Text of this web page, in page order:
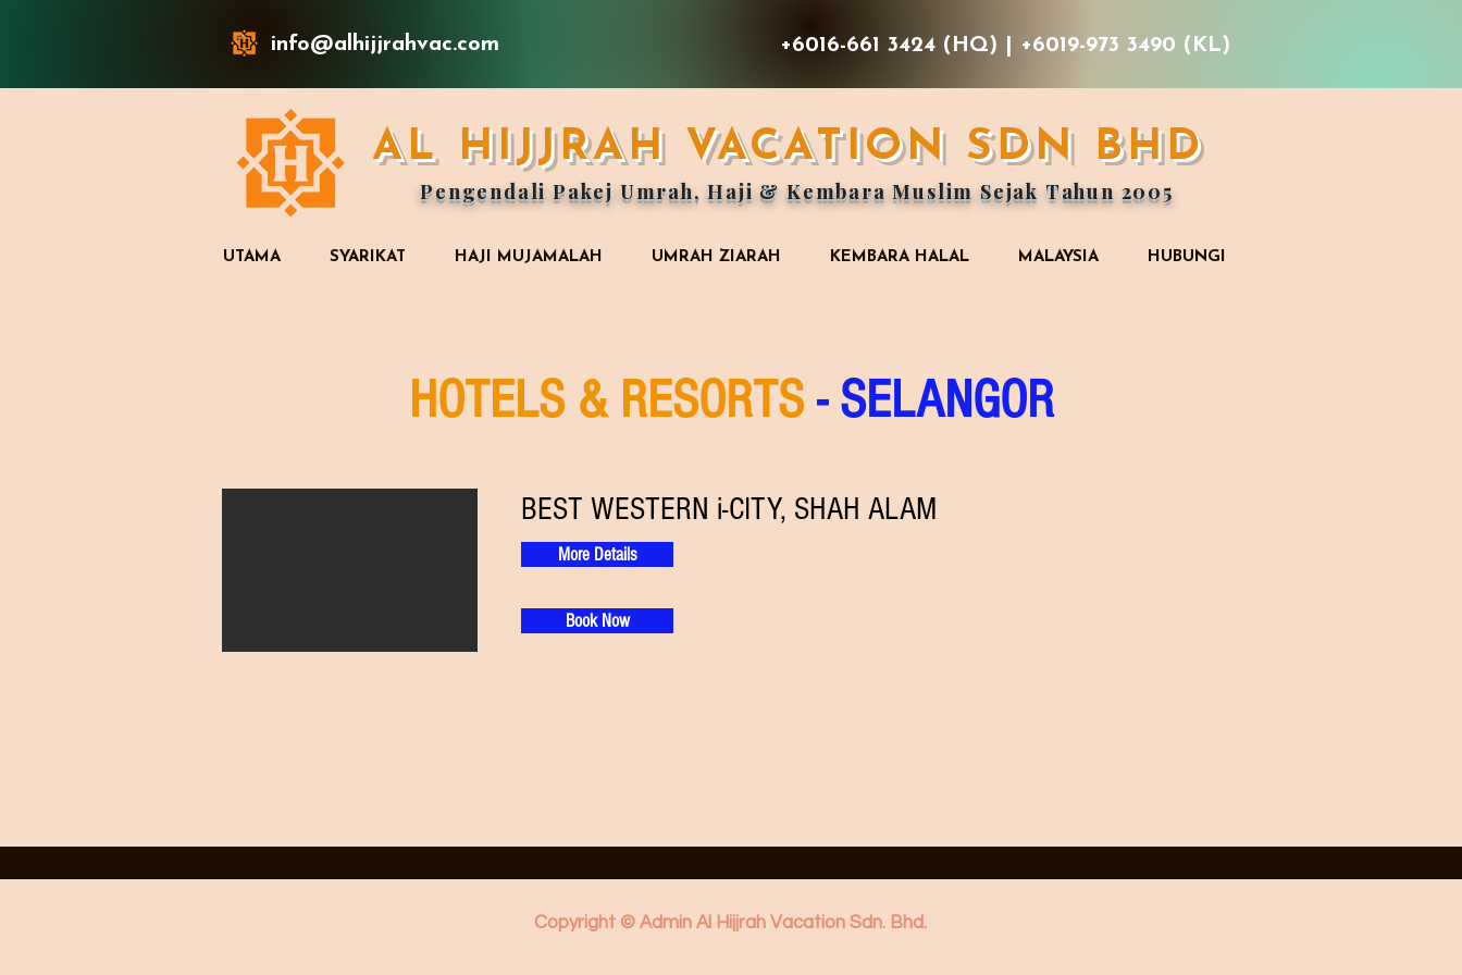
info@alhijjrahvac.com +6016-661 3424 (HQ) | +6019-973 3490 (KL)
AL HIJJRAH VACATION SDN BHD
Pengendali Pakej Umrah, Haji & Kembara Muslim Sejak Tahun 2005
UTAMA SYARIKAT HAJI MUJAMALAH UMRAH ZIARAH KEMBARA HALAL MALAYSIA HUBUNGI
HOTELS & RESORTS - SELANGOR
BEST WESTERN i-CITY, SHAH ALAM
More Details
Book Now
Copyright © Admin Al Hijjrah Vacation Sdn. Bhd.